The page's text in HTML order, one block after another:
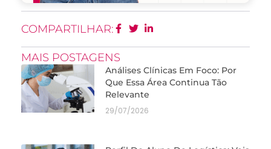
COMPARTILHAR:
MAIS POSTAGENS
Análises Clínicas Em Foco: Por
Que Essa Área Continua Tão
Relevante
29/07/2026